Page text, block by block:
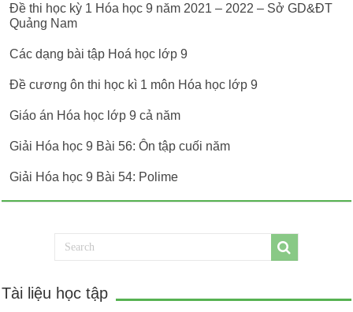
Đề thi học kỳ 1 Hóa học 9 năm 2021 – 2022 – Sở GD&ĐT
Quảng Nam
Các dạng bài tập Hoá học lớp 9
Đề cương ôn thi học kì 1 môn Hóa học lớp 9
Giáo án Hóa học lớp 9 cả năm
Giải Hóa học 9 Bài 56: Ôn tập cuối năm
Giải Hóa học 9 Bài 54: Polime
Tài liệu học tập